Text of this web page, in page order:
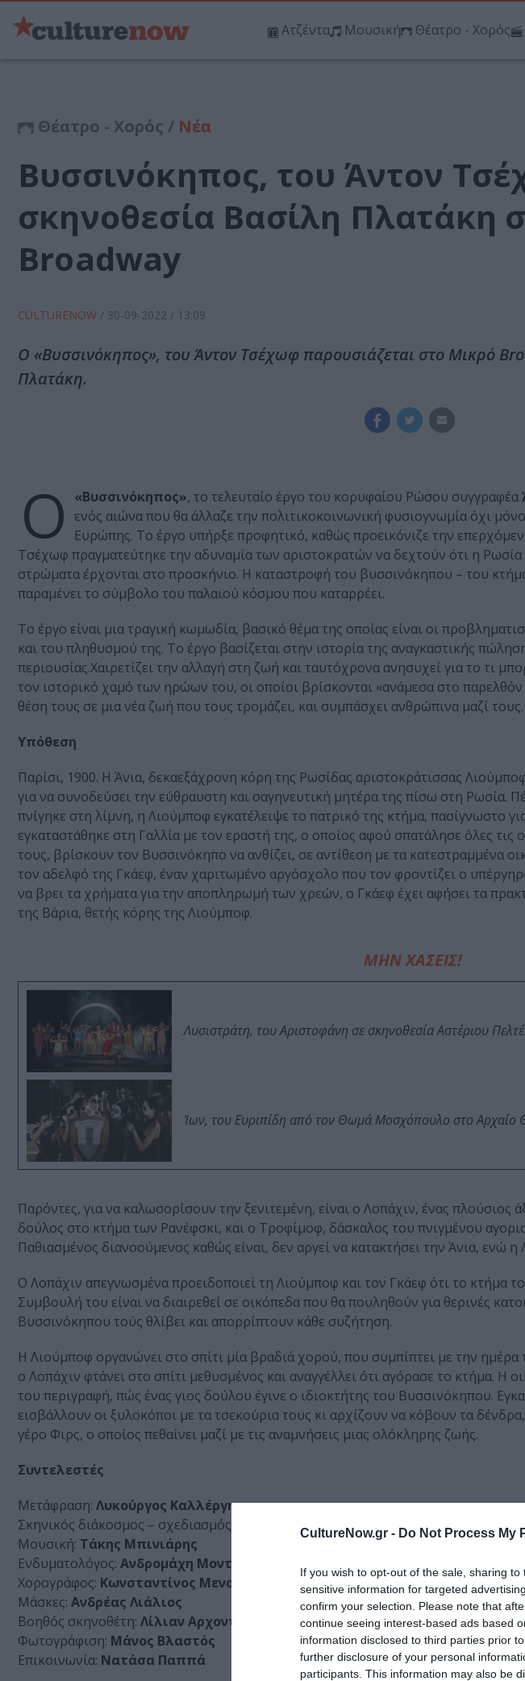
CultureNow.gr - Do Not Process My
If you wish to opt-out of the sale, sharing
sensitive information for targeted
confirm your selection. Please note that
continue seeing interest-based ads based
information disclosed to third parties prior
further disclosure of your personal
participants. This information may also be
Ατζέντα Μουσική Θέατρο - Χορός
Θέατρο - Χορός / Νέα
Βυσσινόκηπος, του Άντον
σκηνοθεσία Βασίλη Πλατάκη
Broadway
CULTURENOW / 30-09-2022 / 13:09
Ο «Βυσσινόκηπος», του Άντον Τσέχωφ παρουσιάζεται στο Μικρό
Πλατάκη.
Ο «Βυσσινόκηπος», το τελευταίο έργο του κορυφαίου Ρώσου συγγραφέα
ενός αιώνα που θα άλλαζε την πολιτικοκοινωνική φυσιογνωμία όχι
Ευρώπης. Το έργο υπήρξε προφητικό, καθώς προεικόνιζε την
Τσέχωφ πραγματεύτηκε την αδυναμία των αριστοκρατών να δεχτούν ότι η
στρώματα έρχονται στο προσκήνιο. Η καταστροφή του βυσσινόκηπου – του
παραμένει το σύμβολο του παλαιού κόσμου που καταρρέει.
Το έργο είναι μια τραγική κωμωδία, βασικό θέμα της οποίας είναι οι
και του πληθυσμού της. Το έργο βασίζεται στην ιστορία της αναγκαστικής
περιουσίας.Χαιρετίζει την αλλαγή στη ζωή και ταυτόχρονα ανησυχεί για το τι
τον ιστορικό χαμό των ηρώων του, οι οποίοι βρίσκονται «ανάμεσα στο
θέση τους σε μια νέα ζωή που τους τρομάζει, και συμπάσχει ανθρώπινα μαζί τους.
Υπόθεση
Παρίσι, 1900. Η Άνια, δεκαεξάχρονη κόρη της Ρωσίδας αριστοκράτισσας
για να συνοδεύσει την εύθραυστη και σαγηνευτική μητέρα της πίσω στη Ρωσία.
πνίγηκε στη λίμνη, η Λιούμποφ εγκατέλειψε το πατρικό της κτήμα, πασίγνωστο
εγκαταστάθηκε στη Γαλλία με τον εραστή της, ο οποίος αφού σπατάλησε όλες τις
τους, βρίσκουν τον Βυσσινόκηπο να ανθίζει, σε αντίθεση με τα κατεστραμμένα
τον αδελφό της Γκάεφ, έναν χαριτωμένο αργόσχολο που τον φροντίζει ο
να βρει τα χρήματα για την αποπληρωμή των χρεών, ο Γκάεφ έχει αφήσει τα
της Βάρια, θετής κόρης της Λιούμποφ.
ΜΗΝ ΧΑΣΕΙΣ!
Λυσιστράτη, του Αριστοφάνη σε σκηνοθεσία Αστέριου
Ίων, του Ευριπίδη από τον Θωμά Μοσχόπουλο στο Αρχαίο
Παρόντες, για να καλωσορίσουν την ξενιτεμένη, είναι ο Λοπάχιν, ένας πλούσιος
δούλος στο κτήμα των Ρανέφσκι, και ο Τροφίμοφ, δάσκαλος του πνιγμένου
Παθιασμένος διανοούμενος καθώς είναι, δεν αργεί να κατακτήσει την Άνια, ενώ η
Ο Λοπάχιν απεγνωσμένα προειδοποιεί τη Λιούμποφ και τον Γκάεφ ότι το κτήμα
Συμβουλή του είναι να διαιρεθεί σε οικόπεδα που θα πουληθούν για θερινές
Βυσσινόκηπου τούς θλίβει και απορρίπτουν κάθε συζήτηση.
Η Λιούμποφ οργανώνει στο σπίτι μία βραδιά χορού, που συμπίπτει με την ημέρα
ο Λοπάχιν φτάνει στο σπίτι μεθυσμένος και αναγγέλλει ότι αγόρασε το κτήμα. Η
του περιγραφή, πώς ένας γιος δούλου έγινε ο ιδιοκτήτης του Βυσσινόκηπου.
εισβάλλουν οι ξυλοκόποι με τα τσεκούρια τους κι αρχίζουν να κόβουν τα
γέρο Φιρς, ο οποίος πεθαίνει μαζί με τις αναμνήσεις μιας ολόκληρης ζωής.
Συντελεστές
Μετάφραση: Λυκούργος Καλλέργης
Σκηνικός διάκοσμος – σχεδιασμός φωτισμών – σκηνοθεσία:
Βασίλης Πλατάκης
Μουσική: Τάκης Μπινιάρης
Ενδυματολόγος: Ανδρομάχη Μοντζολή
Χορογράφος: Kωνσταντίνος Μενούνος
Μάσκες: Ανδρέας Λιάλιος
Βοηθός σκηνοθέτη: Λίλιαν Αρχοντή
Φωτογράφιση: Μάνος Βλαστός
Επικοινωνία: Νατάσα Παππά